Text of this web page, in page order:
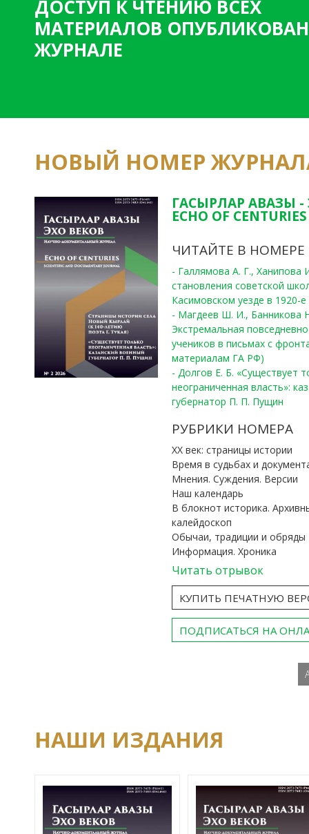
ДОСТУП К ЧТЕНИЮ ВСЕХ
МАТЕРИАЛОВ
ЖУРНАЛЕ
НОВЫЙ НОМЕР
ГАСЫРЛАР АВАЗЫ -
ECHO OF
ЧИТАЙТЕ В НОМЕРЕ
- Галлямова А. Г.,
становления советской
Касимовском уезде в 1920-е
- Магдеев Ш. И., Банникова
Экстремальная
учеников в письмах с
материалам ГА РФ)
- Долгов Е. Б. «Существует
неограниченная власть»:
губернатор П. П. Пущин
РУБРИКИ НОМЕРА
ХХ век: страницы истории
Время в судьбах и
Мнения. Суждения. Версии
Наш календарь
В блокнот историка.
калейдоскоп
Обычаи, традиции и обряды
Информация. Хроника
Читать отрывок
КУПИТЬ ПЕЧАТНУЮ
ПОДПИСАТЬСЯ НА
НАШИ ИЗДАНИЯ